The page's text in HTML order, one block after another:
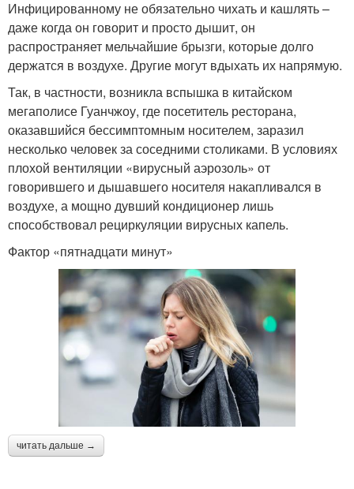
Инфицированному не обязательно чихать и кашлять –
даже когда он говорит и просто дышит, он
распространяет мельчайшие брызги, которые долго
держатся в воздухе. Другие могут вдыхать их напрямую.
Так, в частности, возникла вспышка в китайском
мегаполисе Гуанчжоу, где посетитель ресторана,
оказавшийся бессимптомным носителем, заразил
несколько человек за соседними столиками. В условиях
плохой вентиляции «вирусный аэрозоль» от
говорившего и дышавшего носителя накапливался в
воздухе, а мощно дувший кондиционер лишь
способствовал рециркуляции вирусных капель.
Фактор «пятнадцати минут»
читать дальше →